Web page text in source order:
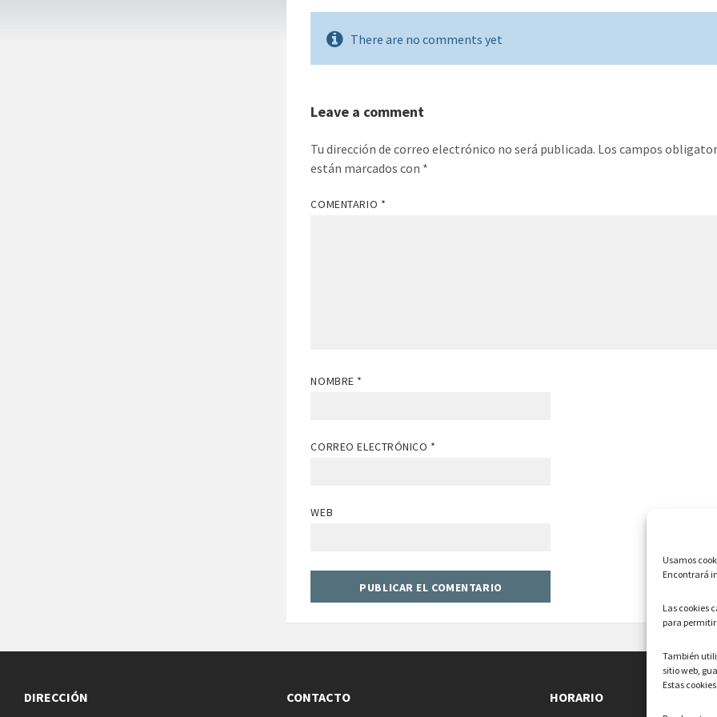
Usamos
Encontrará
Las cookies
para
También
sitio web,
Estas
There are no comments yet
Leave a comment
Tu dirección de correo electrónico no será publicada. Los campos
están marcados con *
COMENTARIO *
NOMBRE *
CORREO ELECTRÓNICO *
WEB
DIRECCIÓN CONTACTO HORARIO